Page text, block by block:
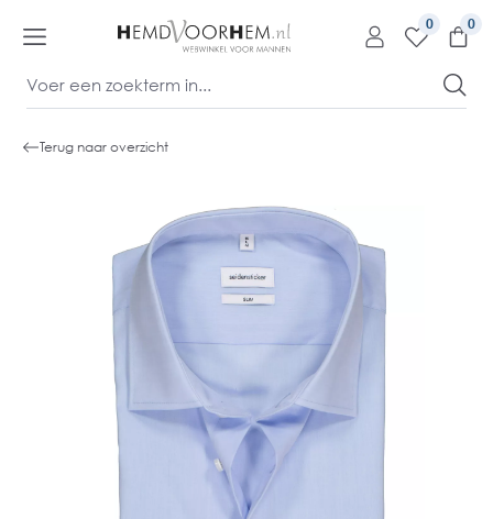
0
Terug naar overzicht